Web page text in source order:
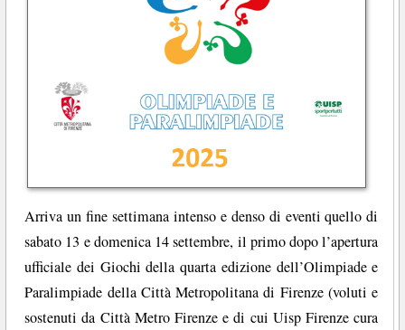
Arriva un fine settimana intenso e denso di eventi quello di
sabato 13 e domenica 14 settembre, il primo dopo l’apertura
ufficiale dei Giochi della quarta edizione dell’Olimpiade e
Paralimpiade della Città Metropolitana di Firenze (voluti e
sostenuti da Città Metro Firenze e di cui Uisp Firenze cura